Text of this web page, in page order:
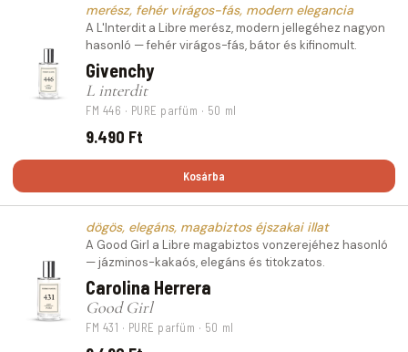
merész, fehér virágos-fás, modern elegancia
A L'Interdit a Libre merész, modern jellegéhez nagyon
hasonló — fehér virágos-fás, bátor és kifinomult.
Givenchy
L interdit
FM 446 · PURE parfüm · 50 ml
9.490 Ft
Kosárba
dögös, elegáns, magabiztos éjszakai illat
A Good Girl a Libre magabiztos vonzerejéhez hasonló
— jázminos-kakaós, elegáns és titokzatos.
Carolina Herrera
Good Girl
FM 431 · PURE parfüm · 50 ml